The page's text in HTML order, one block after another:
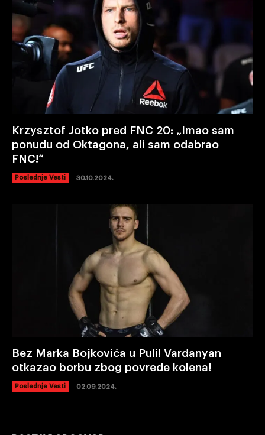
Krzysztof Jotko pred FNC 20: „Imao sam
ponudu od Oktagona, ali sam odabrao
FNC!“
Poslednje Vesti 30.10.2024.
Bez Marka Bojkovića u Puli! Vardanyan
otkazao borbu zbog povrede kolena!
Poslednje Vesti 02.09.2024.